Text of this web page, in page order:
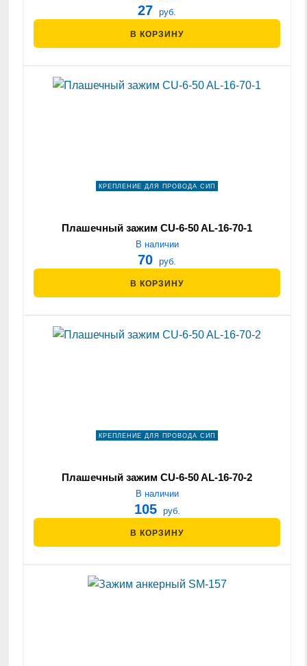
27 руб.
В КОРЗИНУ
КРЕПЛЕНИЕ ДЛЯ ПРОВОДА СИП
Плашечный зажим CU-6-50 AL-16-70-1
В наличии
70 руб.
В КОРЗИНУ
КРЕПЛЕНИЕ ДЛЯ ПРОВОДА СИП
Плашечный зажим CU-6-50 AL-16-70-2
В наличии
105 руб.
В КОРЗИНУ